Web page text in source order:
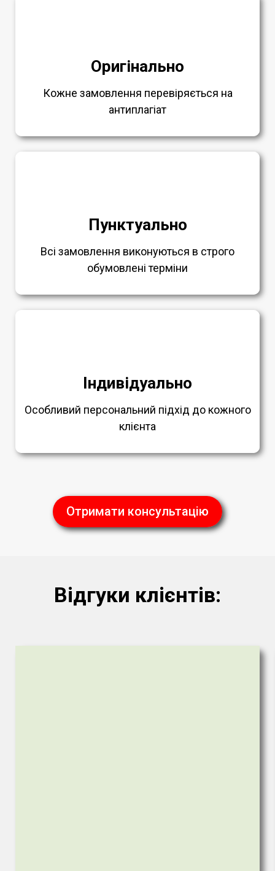
Оригінально
Кожне замовлення перевіряється на
антиплагіат
Пунктуально
Всі замовлення виконуються в строго
обумовлені терміни
Індивідуально
Особливий персональний підхід до кожного
клієнта
Отримати консультацію
Відгуки клієнтів: